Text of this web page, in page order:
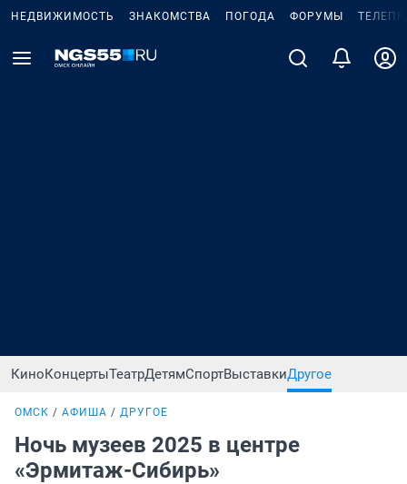
НЕДВИЖИМОСТЬ ЗНАКОМСТВА ПОГОДА ФОРУМЫ
КиноКонцертыТеатрДетямСпортВыставкиДругое
ОМСК АФИША ДРУГОЕ
Ночь музеев 2025 в центре
«Эрмитаж-Сибирь»